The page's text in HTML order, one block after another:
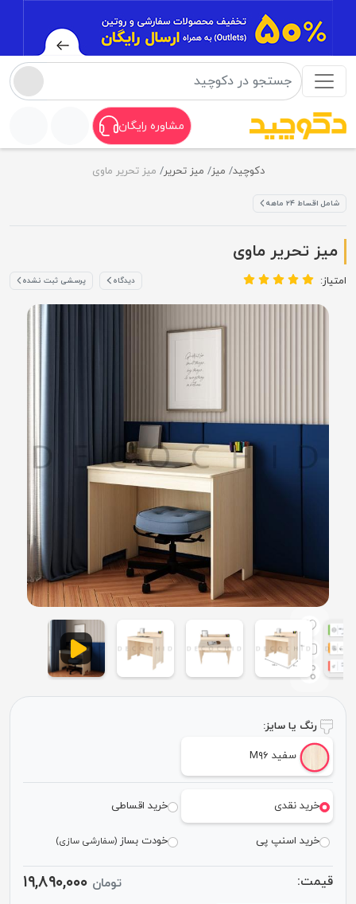
مشاوره رایگان
دکوچید میز میز تحریر میز تحریر ماوی
شامل اقساط ۲۴ ماهه
میز تحریر ماوی
امتیاز: دیدگاه پرسشی ثبت نشده
رنگ یا سایز:
سفید M۹۶
خرید نقدی خرید اقساطی
خرید اسنپ پی خودت بساز(سفارشی سازی)
قیمت: تومان ۱۹,۸۹۰,۰۰۰